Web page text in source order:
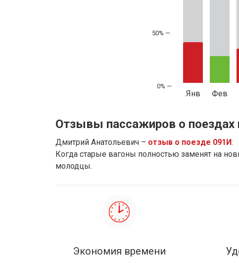
50% —
Янв Фев
Отзывы пассажиров о поездах
Дмитрий Анатольевич – отзыв о поезде 091И:
Когда старые вагоны полностью заменят на
молодцы.
Экономия времени